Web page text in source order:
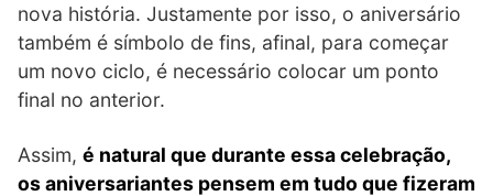
nova história. Justamente por isso, o aniversário
também é símbolo de fins, afinal, para começar
um novo ciclo, é necessário colocar um ponto
final no anterior.
Assim, é natural que durante essa celebração,
os aniversariantes pensem em tudo que fizeram